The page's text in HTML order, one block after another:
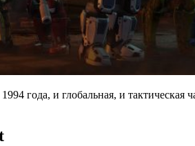
года, и глобальная, и тактическая